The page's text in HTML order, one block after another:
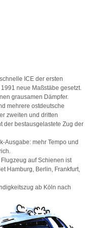
ICE der ersten
neue Maßstäbe gesetzt.
grausamen Dämpfer.
mehrere ostdeutsche
zweiten und dritten
der bestausgelastete Zug der
mehr Tempo und
auf Schienen ist
Hamburg, Berlin, Frankfurt,
ab Köln nach